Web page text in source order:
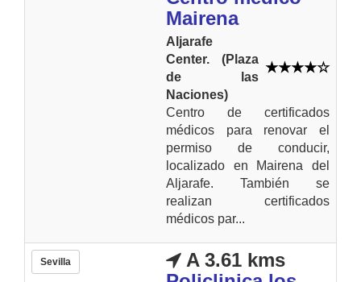
Mairena
Aljarafe
Center. (Plaza
de las
Naciones)
Centro de certificados
médicos para renovar el
permiso de conducir,
localizado en Mairena del
Aljarafe. También se
realizan certificados
médicos par...
Sevilla
A 3.61 kms